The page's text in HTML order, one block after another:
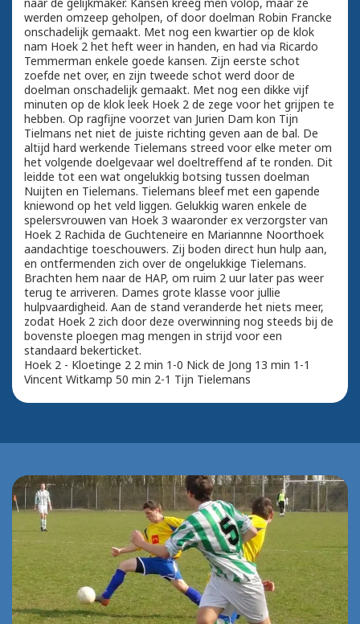
werden omzeep geholpen, of door doelman Robin Francke
onschadelijk gemaakt. Met nog een kwartier op de klok
nam Hoek 2 het heft weer in handen, en had via Ricardo
Temmerman enkele goede kansen. Zijn eerste schot
zoefde net over, en zijn tweede schot werd door de
doelman onschadelijk gemaakt. Met nog een dikke vijf
minuten op de klok leek Hoek 2 de zege voor het grijpen te
hebben. Op ragfijne voorzet van Jurien Dam kon Tijn
Tielmans net niet de juiste richting geven aan de bal. De
altijd hard werkende Tielemans streed voor elke meter om
het volgende doelgevaar wel doeltreffend af te ronden. Dit
leidde tot een wat ongelukkig botsing tussen doelman
Nuijten en Tielemans. Tielemans bleef met een gapende
kniewond op het veld liggen. Gelukkig waren enkele de
spelersvrouwen van Hoek 3 waaronder ex verzorgster van
Hoek 2 Rachida de Guchteneire en Mariannne Noorthoek
aandachtige toeschouwers. Zij boden direct hun hulp aan,
en ontfermenden zich over de ongelukkige Tielemans.
Brachten hem naar de HAP, om ruim 2 uur later pas weer
terug te arriveren. Dames grote klasse voor jullie
hulpvaardigheid. Aan de stand veranderde het niets meer,
zodat Hoek 2 zich door deze overwinning nog steeds bij de
bovenste ploegen mag mengen in strijd voor een
standaard bekerticket.
Hoek 2 - Kloetinge 2 2 min 1-0 Nick de Jong 13 min 1-1
Vincent Witkamp 50 min 2-1 Tijn Tielemans